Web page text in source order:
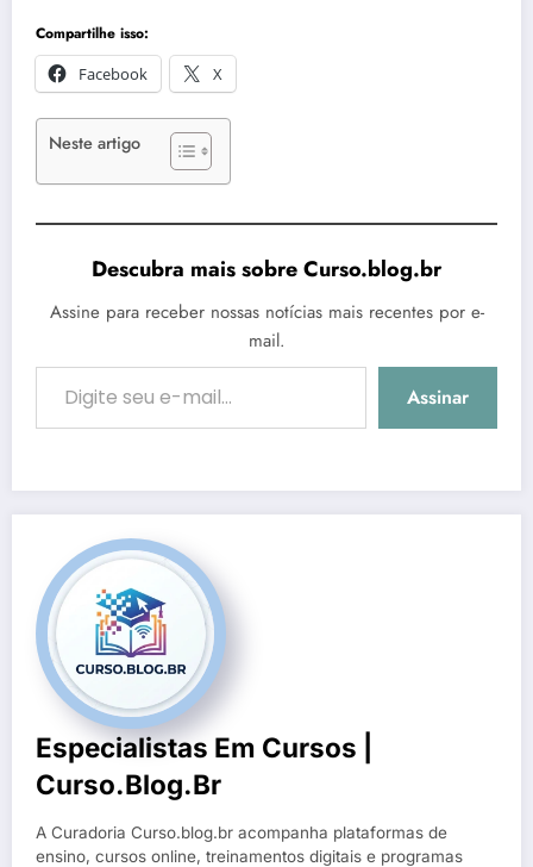
Compartilhe isso:
Facebook
X
Neste artigo
Descubra mais sobre Curso.blog.br
Assine para receber nossas notícias mais recentes por e-
mail.
Digite seu e-mail…
Assinar
Especialistas Em Cursos |
Curso.blog.br
A Curadoria Curso.blog.br acompanha plataformas de
ensino, cursos online, treinamentos digitais e programas